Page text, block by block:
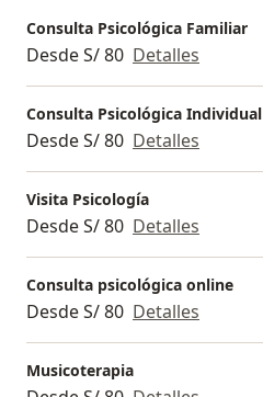
Consulta Psicológica Familiar
Desde S/ 80 Detalles
Consulta Psicológica Individual
Desde S/ 80 Detalles
Visita Psicología
Desde S/ 80 Detalles
Consulta psicológica online
Desde S/ 80 Detalles
Musicoterapia